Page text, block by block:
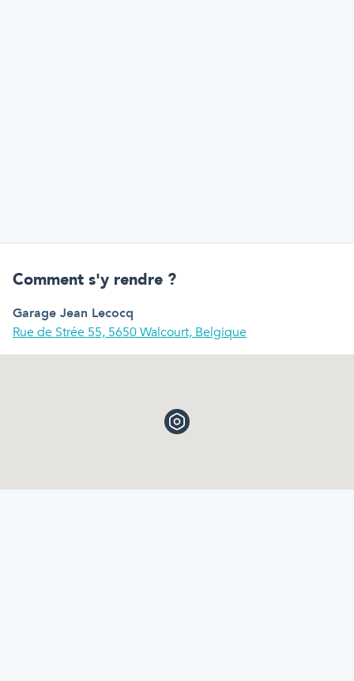
Comment s'y rendre ?
Garage Jean Lecocq
Rue de Strée 55, 5650 Walcourt, Belgique